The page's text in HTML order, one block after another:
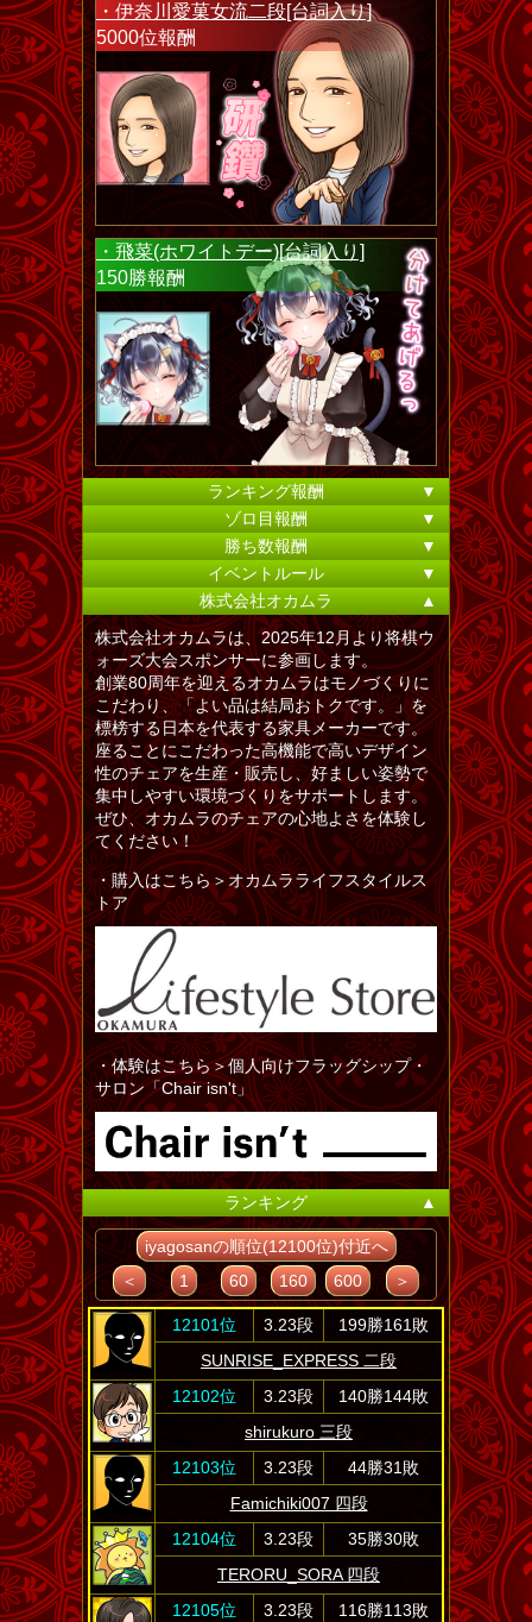
・伊奈川愛菓女流二段[台詞入り]
5000位報酬
・飛菜(ホワイトデー)[台詞入り]
150勝報酬
ランキング報酬
▼
ゾロ目報酬
▼
勝ち数報酬
▼
イベントルール
▼
株式会社オカムラ
▲
株式会社オカムラは、2025年12月より将棋ウ
ォーズ大会スポンサーに参画します。
創業80周年を迎えるオカムラはモノづくりに
こだわり、「よい品は結局おトクです。」を
標榜する日本を代表する家具メーカーです。
座ることにこだわった高機能で高いデザイン
性のチェアを生産・販売し、好ましい姿勢で
集中しやすい環境づくりをサポートします。
ぜひ、オカムラのチェアの心地よさを体験し
てください！
・購入はこちら＞オカムラライフスタイルス
トア
・体験はこちら＞個人向けフラッグシップ・
サロン「Chair isn't」
ランキング ▲
iyagosanの順位(12100位)付近へ
＜
1 60 160 600 ＞
12101位 3.23段
199勝161敗
SUNRISE_EXPRESS 二段
12102位
3.23段
140勝144敗
shirukuro 三段
12103位
3.23段
44勝31敗
Famichiki007 四段
12104位
3.23段
35勝30敗
TERORU_SORA 四段
12105位
3.23段
116勝113敗